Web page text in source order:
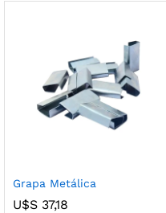
Grapa Metálica
U$S 37,18